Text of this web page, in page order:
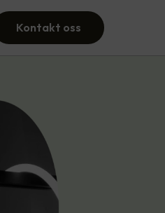
Kontakt oss